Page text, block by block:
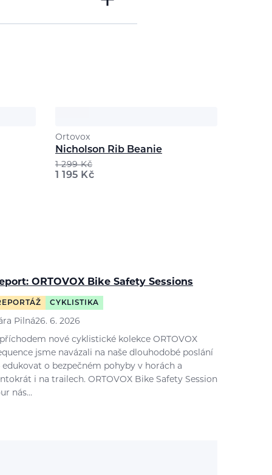
Ortovox
Nicholson Rib Beanie
1 299Kč
1 195 Kč
ORTOVOX Bike Safety Sessions
CYKLISTIKA
Pilná26. 6. 2026
nové cyklistické kolekce ORTOVOX
jsme navázali na naše dlouhodobé poslání
o bezpečném pohyby v horách a
i na trailech. ORTOVOX Bike Safety Session
nás…